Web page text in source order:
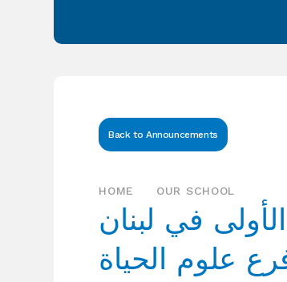
Back to Announcements
HOME OUR SCHOOL
في لبنان